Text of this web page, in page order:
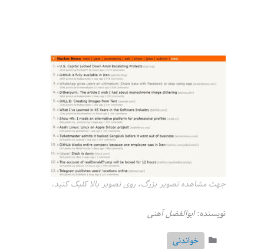
جهت مشاهده تصویر بزرگ، روی تصویر بالا کلیک کنید.
نویسنده:ابوالفضل آهنی
خواندنی